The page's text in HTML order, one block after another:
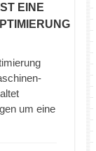
EINE
um eine